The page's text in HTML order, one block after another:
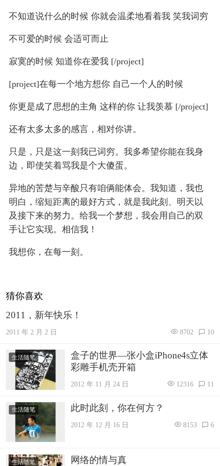
不知道说什么的时候 你就会温柔地看着我 笑我词穷
不可爱的时候 会适可而止
寂寞的时候 知道你在爱我 [/project]
[project]在每一个地方想你 自己一个人的时候
你更是成了思想的主角 这样的你 让我羡慕 [/project]
还有太多太多的感言，相对你讲。
只是，只是这一刻我已词穷。我多希望你能在我身
边，即使笑着骂我是个大傻蛋。
异地的苦楚与辛酸只有咱俩能体会。我知道，我也
明白，缩短距离的最好方式，就是我此刻、明天以
及接下来的努力。给我一个梦想，我会用自己的双
手让它实现。相信我！
我想你，在每一刻。
猜你喜欢
2011，新年快乐！
2011 年 2 月 2 日 8702 10
生活随笔
盒子的世界—张小盒iPhone4s立体
彩雕手机壳开箱
2012 年 11 月 24 日 12316 11
生活随笔 此时此刻，你在何方？
2012 年 12 月 16 日 8153 6
生活随笔 网络的情与真